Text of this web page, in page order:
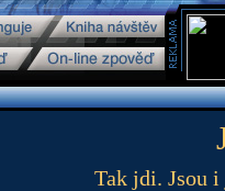
Tak jdi. Jsou i